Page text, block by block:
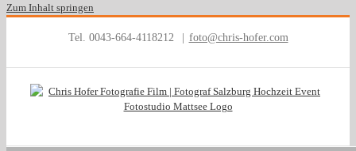
Zum Inhalt springen
Tel. 0043-664-4118212 foto@chris-hofer.com